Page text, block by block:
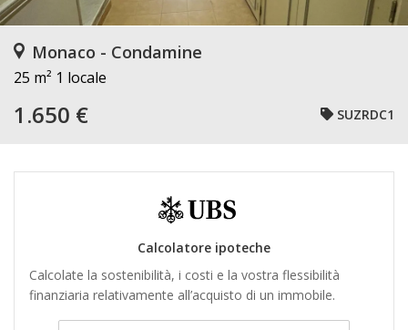
Monaco - Condamine
25 m² 1 locale
1.650 € SUZRDC1
Calcolatore ipoteche
Calcolate la sostenibilità, i costi e la vostra flessibilità
finanziaria relativamente all’acquisto di un immobile.